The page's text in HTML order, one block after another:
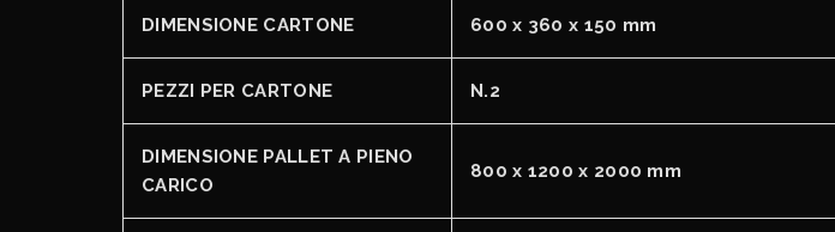
DIMENSIONE CARTONE 600 x 360 x 150 mm
PEZZI PER CARTONE N.2
DIMENSIONE PALLET A PIENO
CARICO
800 x 1200 x 2000 mm